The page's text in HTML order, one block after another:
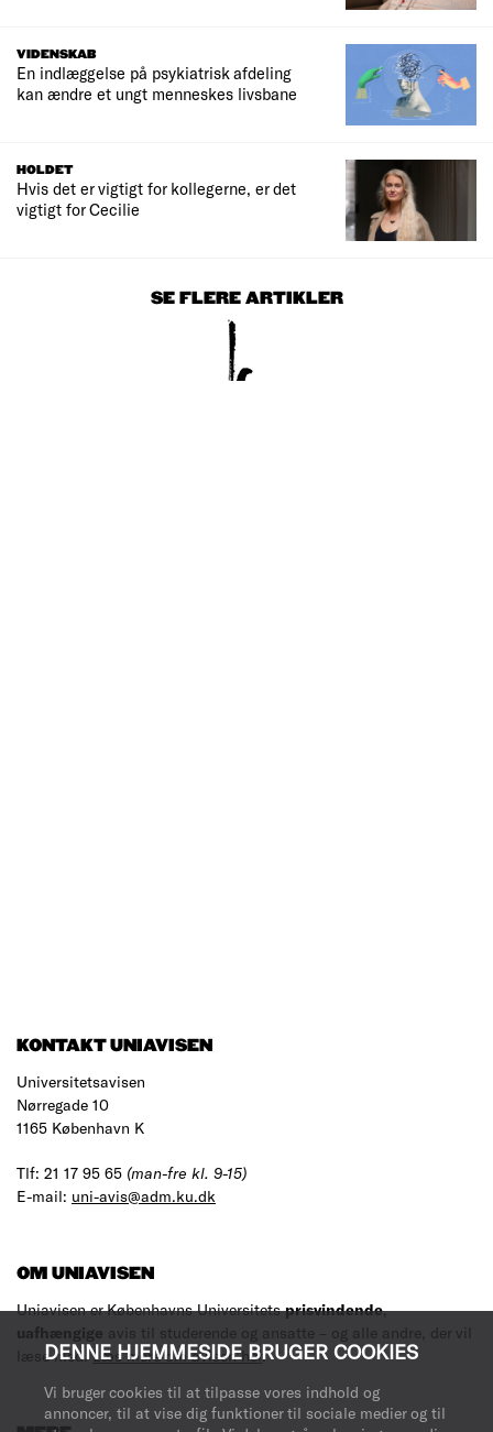
DENNE HJEMMESIDE BRUGER COOKIES
Vi bruger cookies til at tilpasse vores indhold og
annoncer, til at vise dig funktioner til sociale medier og til
VIDENSKAB
En indlæggelse på psykiatrisk afdeling
kan ændre et ungt menneskes livsbane
HOLDET
Hvis det er vigtigt for kollegerne, er det
vigtigt for Cecilie
SE FLERE ARTIKLER
KONTAKT UNIAVISEN
Universitetsavisen
Nørregade 10
1165 København K
Tlf: 21 17 95 65 (man-fre kl. 9-15)
E-mail: uni-avis@adm.ku.dk
OM UNIAVISEN
Uniavisen er Københavns Universitetsprisvindende,
uafhængige avis til studerende og ansatte – og alle andre, der vil
læse med.Læs mere om avisen her.